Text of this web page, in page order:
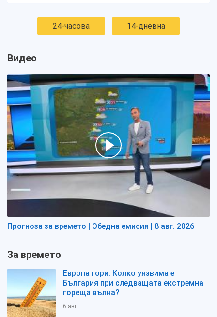
24-часова 14-дневна
Видео
Прогноза за времето | Обедна емисия | 8 авг. 2026
За времето
Европа гори. Колко уязвима е
България при следващата екстремна
гореща вълна?
6 авг